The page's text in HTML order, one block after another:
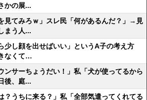
かの展...
見てみろｗ」スレ民「何があるんだ？」→見
まう人...
少し顔を出せばいい」というA子の考え方
なくて…
ンサーちょうだい！」私「犬が使ってるから
後、庭...
？うちに来る？」私「全部気遣ってくれてる